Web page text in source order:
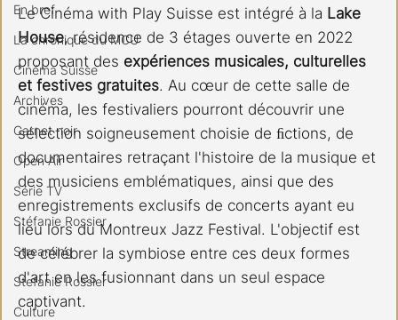
En bref
La chronique du MCU
Cinéma Suisse
Archives
Carnet noir
Open Air
Série TV
Stéfanie Rossier
Streaming
Stefanie Rossier
Culture
Le Cinéma with Play Suisse est intégré à la Lake
House, résidence de 3 étages ouverte en 2022
proposant des expériences musicales, culturelles
et festives gratuites. Au cœur de cette salle de
cinéma, les festivaliers pourront découvrir une
sélection soigneusement choisie de ﬁctions, de
documentaires retraçant l'histoire de la musique et
des musiciens emblématiques, ainsi que des
enregistrements exclusifs de concerts ayant eu
lieu lors du Montreux Jazz Festival. L'objectif est
de célébrer la symbiose entre ces deux formes
d'art en les fusionnant dans un seul espace
captivant.